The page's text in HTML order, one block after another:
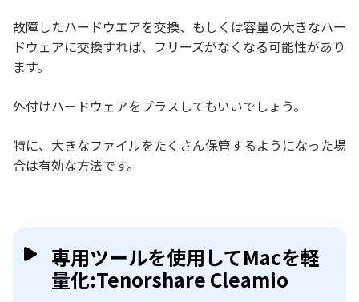
故障したハードウエアを交換、もしくは容量の大きなハー
ドウェアに交換すれば、フリーズがなくなる可能性があり
ます。
外付けハードウェアをプラスしてもいいでしょう。
特に、大きなファイルをたくさん保管するようになった場
合は有効な方法です。
専用ツールを使用してMacを軽
量化:Tenorshare Cleamio